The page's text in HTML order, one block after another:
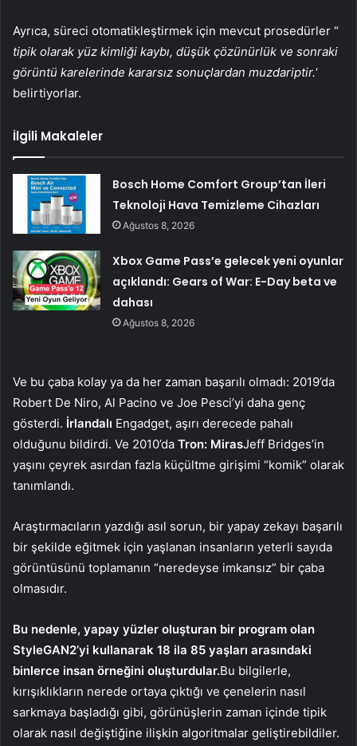
Ayrıca, süreci otomatikleştirmek için mevcut prosedürler “
tipik olarak yüz kimliği kaybı, düşük çözünürlük ve sonraki
görüntü karelerinde kararsız sonuçlardan muzdariptir.‘
belirtiyorlar.
İlgili Makaleler
Bosch Home Comfort Group’tan İleri
Teknoloji Hava Temizleme Cihazları
Ağustos 8, 2026
Xbox Game Pass’e gelecek yeni oyunlar
açıklandı: Gears of War: E-Day beta ve
dahası
Ağustos 8, 2026
Ve bu çaba kolay ya da her zaman başarılı olmadı: 2019’da
Robert De Niro, Al Pacino ve Joe Pesci’yi daha genç
gösterdi. İrlandalı Engadget, aşırı derecede pahalı
olduğunu bildirdi. Ve 2010’da Tron: MirasJeff Bridges’in
yaşını çeyrek asırdan fazla küçültme girişimi “komik” olarak
tanımlandı.
Araştırmacıların yazdığı asıl sorun, bir yapay zekayı başarılı
bir şekilde eğitmek için yaşlanan insanların yeterli sayıda
görüntüsünü toplamanın “neredeyse imkansız” bir çaba
olmasıdır.
Bu nedenle, yapay yüzler oluşturan bir program olan
StyleGAN2’yi kullanarak 18 ila 85 yaşları arasındaki
binlerce insan örneğini oluşturdular.Bu bilgilerle,
kırışıklıkların nerede ortaya çıktığı ve çenelerin nasıl
sarkmaya başladığı gibi, görünüşlerin zaman içinde tipik
olarak nasıl değiştiğine ilişkin algoritmalar geliştirebildiler.